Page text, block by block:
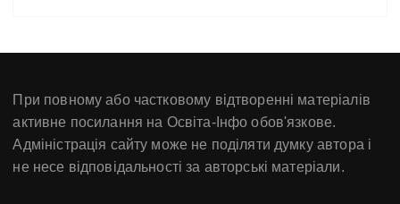
При повному або частковому відтворенні матеріалів
активне посилання на Освіта-Інфо обов'язкове.
Адміністрація сайту може не поділяти думку автора і
не несе відповідальності за авторські матеріали.